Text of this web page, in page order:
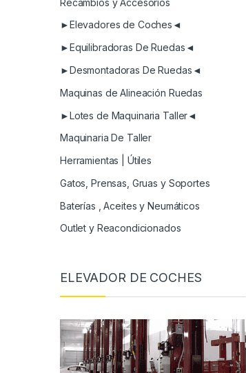
►Elevadores de Coches◄
►Equilibradoras De Ruedas◄
►Desmontadoras De Ruedas◄
Maquinas de Alineación Ruedas
►Lotes de Maquinaria Taller◄
Maquinaria De Taller
Herramientas | Útiles
Gatos, Prensas, Gruas y Soportes
Baterías , Aceites y Neumáticos
Outlet y Reacondicionados
ELEVADOR DE COCHES